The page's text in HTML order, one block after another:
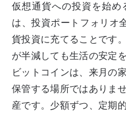
仮想通貨への投資を始
は、投資ポートフォリオ
貨投資に充てることです
が半減しても生活の安定
ビットコインは、来月の
保管する場所ではありま
産です。少額ずつ、定期